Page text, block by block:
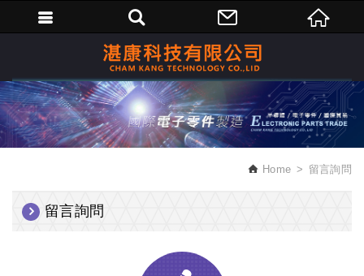
Home 留言詢問
留言詢問
繁體中文